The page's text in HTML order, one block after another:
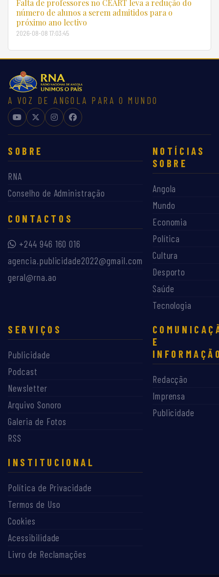
Falta de professores no CEART leva a redução do
número de alunos a serem admitidos para o
próximo ano lectivo
2026-08-08 17:03:45
A VOZ DE ANGOLA PARA O MUNDO
SOBRE
RNA
Conselho de Administração
CONTACTOS
+244 946 160 016
agencia.publicidade2022@gmail.com
geral@rna.ao
NOTÍCIAS
SOBRE
Angola
Mundo
Economia
Política
Cultura
Desporto
Saúde
Tecnologia
SERVIÇOS
Publicidade
Podcast
Newsletter
Arquivo Sonoro
Galeria de Fotos
RSS
E
Redacção
Imprensa
Publicidade
INSTITUCIONAL
Política de Privacidade
Termos de Uso
Cookies
Acessibilidade
Livro de Reclamações